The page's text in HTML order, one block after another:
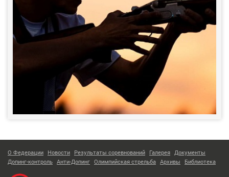
О Федерации Новости Результаты соревнований Галерея Документы
Допинг-контроль Анти-Допинг Олимпийская стрельба Архивы Библиотека